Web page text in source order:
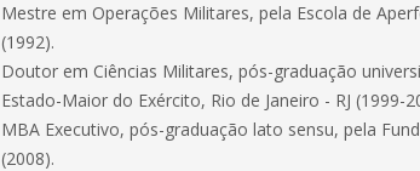
Mestre em Operações Militares, pela Escola de
(1992).
Doutor em Ciências Militares, pós-graduação
Estado-Maior do Exército, Rio de Janeiro - RJ (1999-
MBA Executivo, pós-graduação lato sensu, pela
(2008).